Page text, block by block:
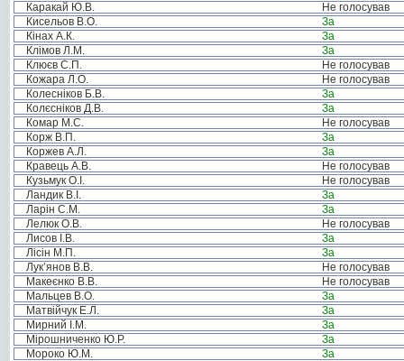
Каракай Ю.В.
Не голосував
Кисельов В.О.
За
Кінах А.К.
За
Клімов Л.М.
За
Клюєв С.П.
Не голосував
Кожара Л.О.
Не голосував
Колесніков Б.В.
За
Колєсніков Д.В.
За
Комар М.С.
Не голосував
Корж В.П.
За
Коржев А.Л.
За
Кравець А.В.
Не голосував
Кузьмук О.І.
Не голосував
Ландик В.І.
За
Ларін С.М.
За
Лелюк О.В.
Не голосував
Лисов І.В.
За
Лісін М.П.
За
Лук’янов В.В.
Не голосував
Макеєнко В.В.
Не голосував
Мальцев В.О.
За
Матвійчук Е.Л.
За
Мирний І.М.
За
Мірошниченко Ю.Р.
За
Мороко Ю.М.
За